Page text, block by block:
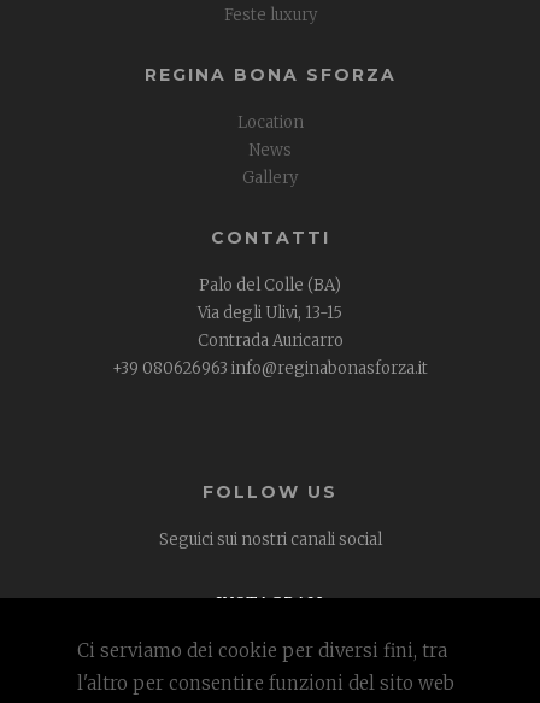
Ci serviamo dei cookie per diversi fini, tra
l'altro per consentire funzioni del sito web
Feste luxury
REGINA BONA SFORZA
Location
News
Gallery
CONTATTI
Palo del Colle (BA)
Via degli Ulivi, 13-15
Contrada Auricarro
+39 080626963 info@reginabonasforza.it
FOLLOW US
Seguici sui nostri canali social
INSTAGRAM
Regina Bona Sforza Ricevimenti